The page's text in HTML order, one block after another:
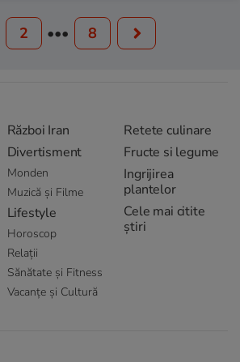
2 ••• 8
Război Iran
Divertisment
Monden
Muzică și Filme
Lifestyle
Horoscop
Relații
Sănătate și Fitness
Vacanțe și Cultură
Retete culinare
Fructe si legume
Ingrijirea
plantelor
Cele mai citite
știri